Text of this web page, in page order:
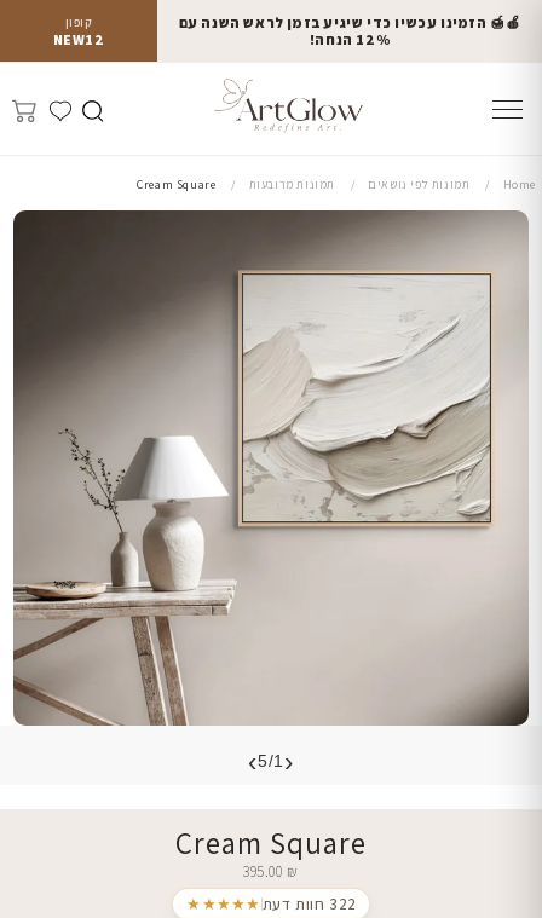
קופון
NEW12
🍎🍯 הזמינו עכשיו כדי שיגיע בזמן לראש השנה עם
12% הנחה!
Home תמונות לפי נושאים תמונות מרובעות Cream Square
‹
5/1
›
Cream Square
395.00 ₪
★★★★★
322 חוות דעת